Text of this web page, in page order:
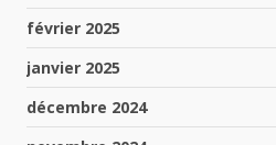
février 2025
janvier 2025
décembre 2024